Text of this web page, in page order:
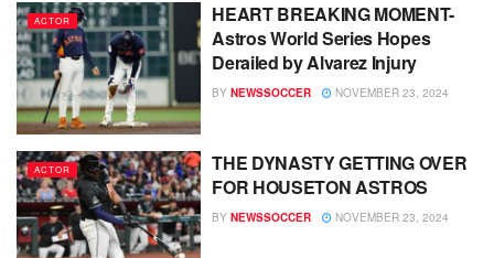
ACTOR
HEART BREAKING MOMENT-
Astros World Series Hopes
Derailed by Alvarez Injury
BY NEWSSOCCER NOVEMBER 23, 2024
ACTOR
THE DYNASTY GETTING OVER
FOR HOUSETON ASTROS
BY NEWSSOCCER NOVEMBER 23, 2024